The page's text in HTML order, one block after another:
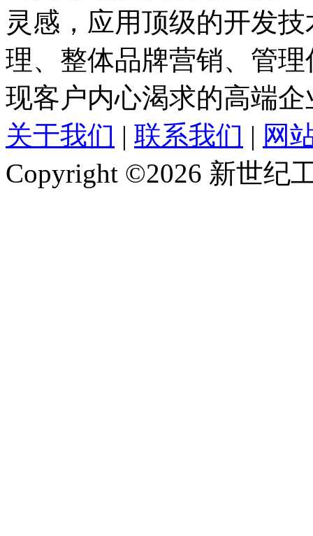
灵感，应用顶级的开发
理、整体品牌营销、管
现客户内心渴求的高端
关于我们 | 联系我们 | 网
Copyright ©2026 新世纪